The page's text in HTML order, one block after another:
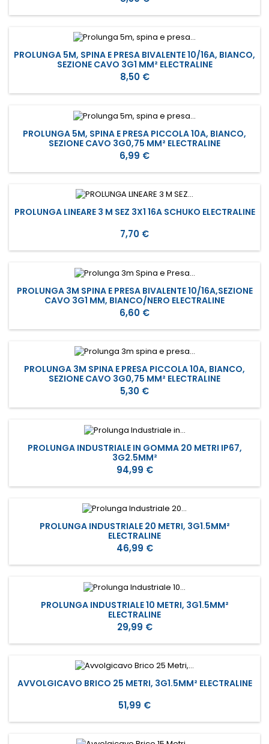
PROLUNGA 5M, SPINA E PRESA BIVALENTE 10/16A, BIANCO,
SEZIONE CAVO 3G1 MM² ELECTRALINE
Prezzo
8,50 €
PROLUNGA 5M, SPINA E PRESA PICCOLA 10A, BIANCO,
SEZIONE CAVO 3G0,75 MM² ELECTRALINE
Prezzo
6,99 €
PROLUNGA LINEARE 3 M SEZ 3X1 16A SCHUKO ELECTRALINE
Prezzo
7,70 €
PROLUNGA 3M SPINA E PRESA BIVALENTE 10/16A,SEZIONE
CAVO 3G1 MM, BIANCO/NERO ELECTRALINE
Prezzo
6,60 €
PROLUNGA 3M SPINA E PRESA PICCOLA 10A, BIANCO,
SEZIONE CAVO 3G0,75 MM² ELECTRALINE
Prezzo
5,30 €
PROLUNGA INDUSTRIALE IN GOMMA 20 METRI IP67,
3G2.5MM²
Prezzo
94,99 €
PROLUNGA INDUSTRIALE 20 METRI, 3G1.5MM²
ELECTRALINE
Prezzo
46,99 €
PROLUNGA INDUSTRIALE 10 METRI, 3G1.5MM²
ELECTRALINE
Prezzo
29,99 €
AVVOLGICAVO BRICO 25 METRI, 3G1.5MM² ELECTRALINE
Prezzo
51,99 €